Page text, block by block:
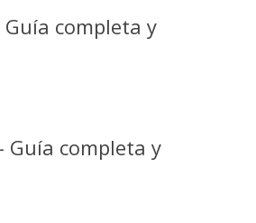
completa y
Guía completa y